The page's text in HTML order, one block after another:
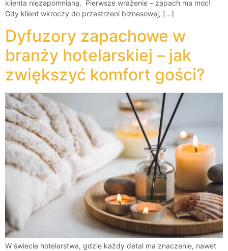
klienta niezapomnianą. Pierwsze wrażenie – zapach ma moc!
Gdy klient wkroczy do przestrzeni biznesowej, […]
Dyfuzory zapachowe w
branży hotelarskiej – jak
zwiększyć komfort gości?
W świecie hotelarstwa, gdzie każdy detal ma znaczenie, nawet